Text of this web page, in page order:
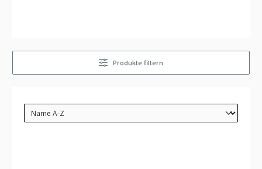
Produkte filtern